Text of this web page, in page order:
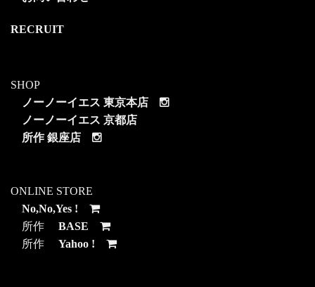
RECRUIT
SHOP
ノーノーイエス 東京本店
ノーノーイエス 京都店
所作 銀座店
ONLINE STORE
No,No,Yes !
所作 BASE
所作 Yahoo !